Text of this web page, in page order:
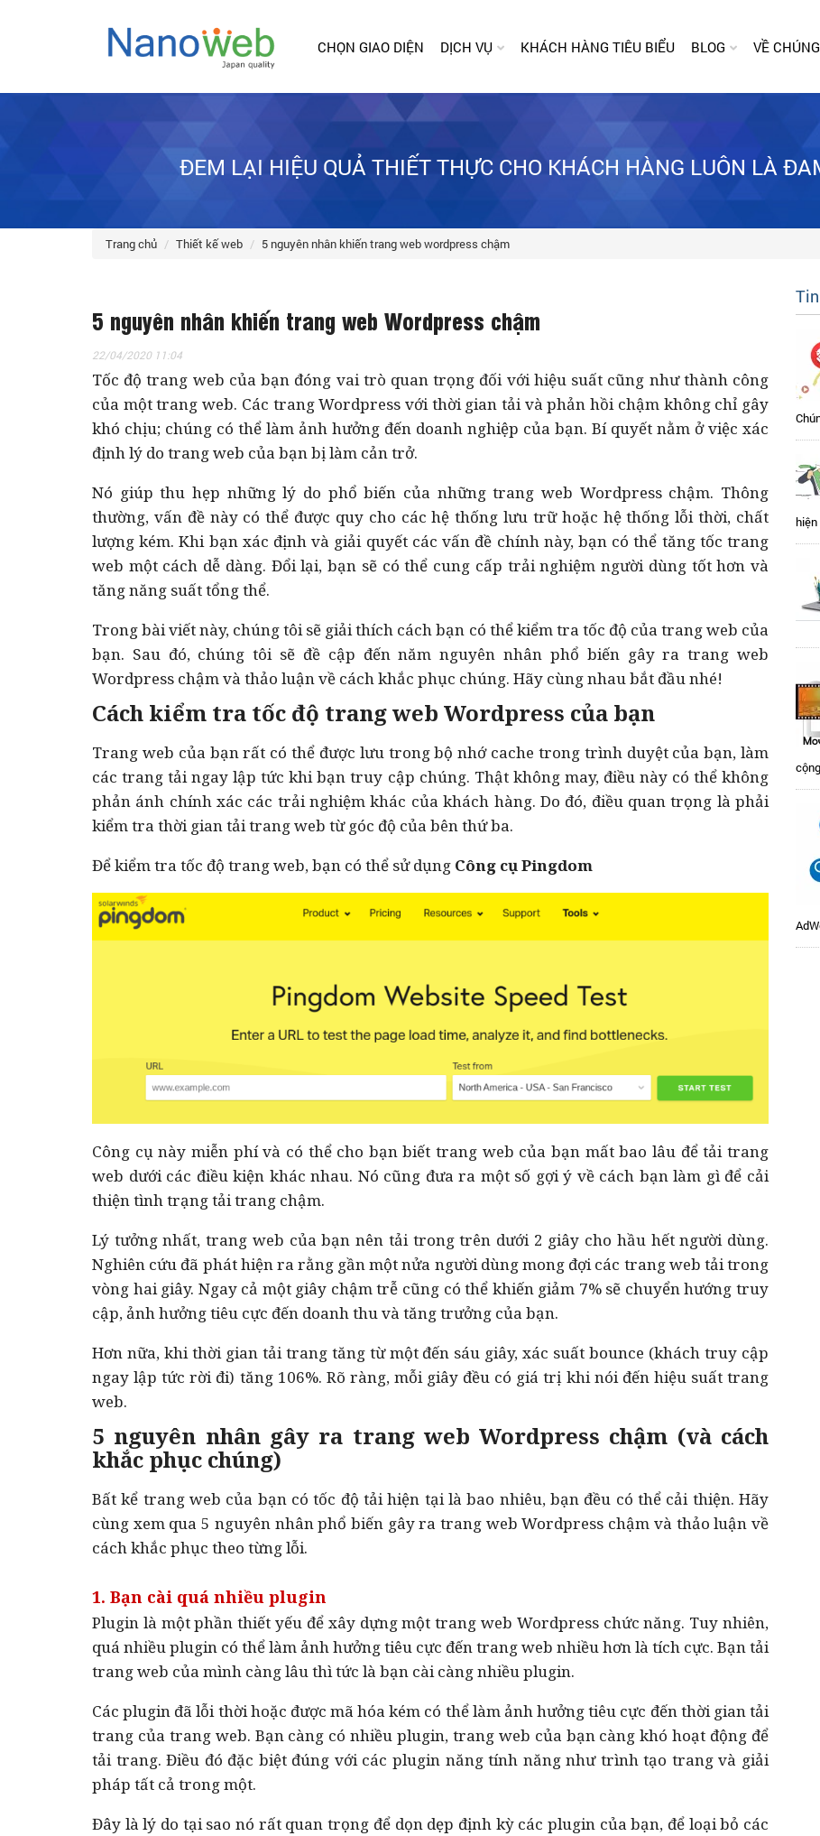
CHỌN GIAO DIỆN DỊCH VỤ KHÁCH HÀNG TIÊU BIỂU BLOG VỀ
ĐEM LẠI HIỆU QUẢ THIẾT THỰC CHO KHÁCH HÀNG LUÔN LÀ
trang chủ thiết kế web 5 nguyên nhân khiến trang web wordpress chậm
5 nguyên nhân khiến trang web Wordpress chậm
22/04/2020 11:04
Tốc độ trang web của bạn đóng vai trò quan trọng đối với hiệu suất cũng như thành công
của một trang web. Các trang Wordpress với thời gian tải và phản hồi chậm không chỉ gây
khó chịu; chúng có thể làm ảnh hưởng đến doanh nghiệp của bạn. Bí quyết nằm ở việc xác
định lý do trang web của bạn bị làm cản trở.
Nó giúp thu hẹp những lý do phổ biến của những trang web Wordpress chậm. Thông
thường, vấn đề này có thể được quy cho các hệ thống lưu trữ hoặc hệ thống lỗi thời, chất
lượng kém. Khi bạn xác định và giải quyết các vấn đề chính này, bạn có thể tăng tốc trang
web một cách dễ dàng. Đổi lại, bạn sẽ có thể cung cấp trải nghiệm người dùng tốt hơn và
tăng năng suất tổng thể.
Trong bài viết này, chúng tôi sẽ giải thích cách bạn có thể kiểm tra tốc độ của trang web của
bạn. Sau đó, chúng tôi sẽ đề cập đến năm nguyên nhân phổ biến gây ra trang web
Wordpress chậm và thảo luận về cách khắc phục chúng. Hãy cùng nhau bắt đầu nhé!
Cách kiểm tra tốc độ trang web Wordpress của bạn
Trang web của bạn rất có thể được lưu trong bộ nhớ cache trong trình duyệt của bạn, làm
các trang tải ngay lập tức khi bạn truy cập chúng. Thật không may, điều này có thể không
phản ánh chính xác các trải nghiệm khác của khách hàng. Do đó, điều quan trọng là phải
kiểm tra thời gian tải trang web từ góc độ của bên thứ ba.
Để kiểm tra tốc độ trang web, bạn có thể sử dụng Công cụ Pingdom
Công cụ này miễn phí và có thể cho bạn biết trang web của bạn mất bao lâu để tải trang
web dưới các điều kiện khác nhau. Nó cũng đưa ra một số gợi ý về cách bạn làm gì để cải
thiện tình trạng tải trang chậm.
Lý tưởng nhất, trang web của bạn nên tải trong trên dưới 2 giây cho hầu hết người dùng.
Nghiên cứu đã phát hiện ra rằng gần một nửa người dùng mong đợi các trang web tải trong
vòng hai giây. Ngay cả một giây chậm trễ cũng có thể khiến giảm 7% sẽ chuyển hướng truy
cập, ảnh hưởng tiêu cực đến doanh thu và tăng trưởng của bạn.
Hơn nữa, khi thời gian tải trang tăng từ một đến sáu giây, xác suất bounce (khách truy cập
ngay lập tức rời đi) tăng 106%. Rõ ràng, mỗi giây đều có giá trị khi nói đến hiệu suất trang
web.
5 nguyên nhân gây ra trang web Wordpress chậm (và cách
khắc phục chúng)
Bất kể trang web của bạn có tốc độ tải hiện tại là bao nhiêu, bạn đều có thể cải thiện. Hãy
cùng xem qua 5 nguyên nhân phổ biến gây ra trang web Wordpress chậm và thảo luận về
cách khắc phục theo từng lỗi.
1. Bạn cài quá nhiều plugin
Plugin là một phần thiết yếu để xây dựng một trang web Wordpress chức năng. Tuy nhiên,
quá nhiều plugin có thể làm ảnh hưởng tiêu cực đến trang web nhiều hơn là tích cực. Bạn tải
trang web của mình càng lâu thì tức là bạn cài càng nhiều plugin.
Các plugin đã lỗi thời hoặc được mã hóa kém có thể làm ảnh hưởng tiêu cực đến thời gian tải
trang của trang web. Bạn càng có nhiều plugin, trang web của bạn càng khó hoạt động để
tải trang. Điều đó đặc biệt đúng với các plugin năng tính năng như trình tạo trang và giải
pháp tất cả trong một.
Đây là lý do tại sao nó rất quan trọng để dọn dẹp định kỳ các plugin của bạn, để loại bỏ các
hiện